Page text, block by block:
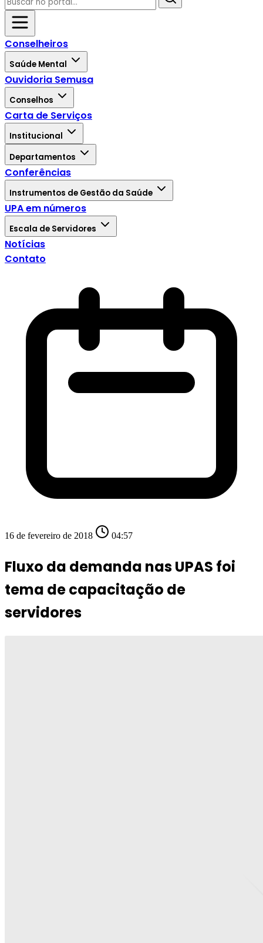
Conselheiros
Saúde Mental
Ouvidoria Semusa
Conselhos
Carta de Serviços
Institucional
Departamentos
Conferências
Instrumentos de Gestão da Saúde
UPA em números
Escala de Servidores
Notícias
Contato
16 de fevereiro de 2018 04:57
Fluxo da demanda nas UPAS foi
tema de capacitação de
servidores